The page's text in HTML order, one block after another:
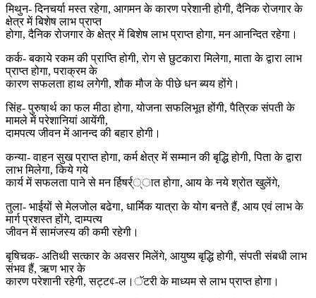
मिथुन- दिनचर्या मस्त रहेगा, आगमन के कारण परेशानी होगी, दैनिक रोजगार के
क्षेत्र में बिशेष लाभ प्राप्त
होगा, दैनिक रोजगार के क्षेत्र में बिशेष लाभ प्राप्त होगा, मन आनन्दित रहेगा।
कर्क- बकाये रकम की प्राप्ति होगी, रोग से छुटकारा मिलेगा, माता के द्वारा लाभ
प्राप्त होगा, पराक्रम के
कारण सफलता हाथ लगेगी, शौक मौज के पीछे धन ब्यय होंगे।
सिंह- पुरुषार्थ का फल मीठा होगा, योजना सफलिभूत होंगी, पैत्रिक संपती के
मामले में परेशानियां आयेंगी,
दामपत्य जीवन में आनन्द की बहार होगी।
कन्या- वाहन सुख प्राप्त होगा, कर्म क्षेत्र में सम्मान की बृद्धि होगी, पिता के द्वारा
लाभ मिलेगा, किये गये
कार्य में सफलता पाने से मन र्हिषर्र््ात होगा, आय के नये श्रोत खुलेंगे,
तुला- भाईयों से मेलजोल बढेगा, धार्मिक यात्रा के योग बनते हैं, आय एवं लाभ के
मार्ग प्रशस्त होंगे, दाम्पत्य
जीवन में सामंजस्य की कमी रहेगी।
बृषिचक- अतिथी सत्कार के अवसर मिलेंगे, आयुष्य बृद्धि होगी, संपती संबधी लाभ
संभव हैं, ऋण भार के
कारण परेशानी रहेगी, सट्ट¢-ल।ॅटरी के माध्यम से लाभ प्राप्त होगा।